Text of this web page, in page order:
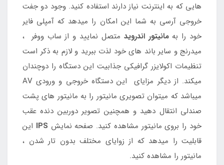
هایی که به اینترنت نیاز دارند استفاده کنید. وجود دو جفت
خروجی آرسی به شما این امکان را میدهد که آمپلی فایر
خود را بهمانیتور اندروید متصل نمایید و از ساب ووفر ،
میدرنج و سایر باند های خود لذت ببرید و لازم به ذکر است
تنظیمات اکولایزر گرافیکی جذابیت این دستگاه را دوچندان
میکند. از دیگر مزایای این دستگاه خروجی و ورودی AV
میباشد که میتوان تصویری مانیتور را به مانیتور های پشت
صندلی انتقال دهید و همچنین تصویر دوربین دنده عقب
خود را بروی مانیتور مشاهده کنید. صفحه نمایش IPS این
قابلیت را میدهد که از زوایای مختلف بدون تار شدن ،
مانیتور را مشاهده کنید.